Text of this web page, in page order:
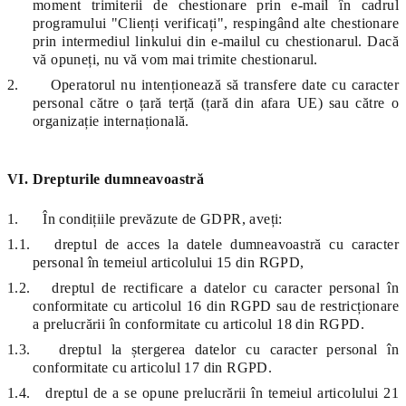
moment trimiterii de chestionare prin e-mail în cadrul
programului "Clienți verificați", respingând alte chestionare
prin intermediul linkului din e-mailul cu chestionarul. Dacă
vă opuneți, nu vă vom mai trimite chestionarul.
2.
Operatorul nu intenționează să transfere date cu caracter
personal către o țară terță (țară din afara UE) sau către o
organizație internațională.
VI. Drepturile dumneavoastră
1.
În condițiile prevăzute de GDPR, aveți:
1.1.
dreptul de acces la datele dumneavoastră cu caracter
personal în temeiul articolului 15 din RGPD,
1.2.
dreptul de rectificare a datelor cu caracter personal în
conformitate cu articolul 16 din RGPD sau de restricționare
a prelucrării în conformitate cu articolul 18 din RGPD.
1.3.
dreptul la ștergerea datelor cu caracter personal în
conformitate cu articolul 17 din RGPD.
1.4.
dreptul de a se opune prelucrării în temeiul articolului 21